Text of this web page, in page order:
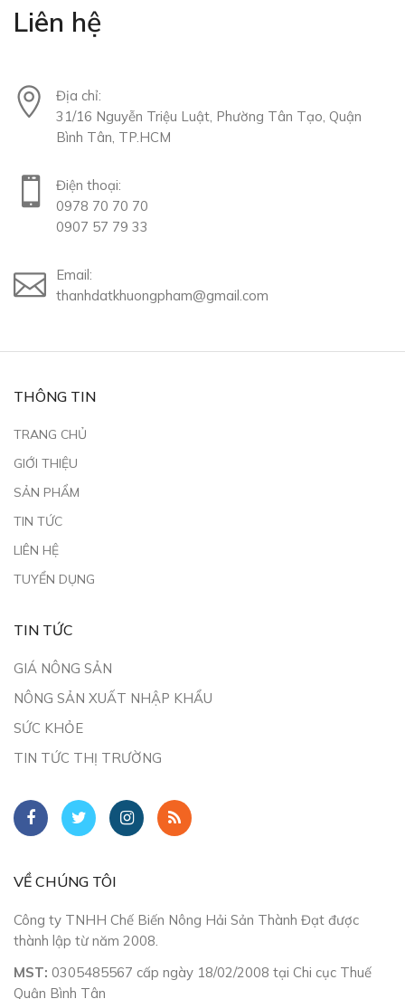
Liên hệ
Địa chỉ:
31/16 Nguyễn Triệu Luật, Phường Tân Tạo, Quận
Bình Tân, TP.HCM
Điện thoại:
0978 70 70 70
0907 57 79 33
Email:
thanhdatkhuongpham@gmail.com
THÔNG TIN
TRANG CHỦ
GIỚI THIỆU
SẢN PHẨM
TIN TỨC
LIÊN HỆ
TUYỂN DỤNG
TIN TỨC
GIÁ NÔNG SẢN
NÔNG SẢN XUẤT NHẬP KHẨU
SỨC KHỎE
TIN TỨC THỊ TRƯỜNG
VỀ CHÚNG TÔI
Công ty TNHH Chế Biến Nông Hải Sản Thành Đạt được
thành lập từ năm 2008.
MST: 0305485567 cấp ngày 18/02/2008 tại Chi cục Thuế
Quận Bình Tân